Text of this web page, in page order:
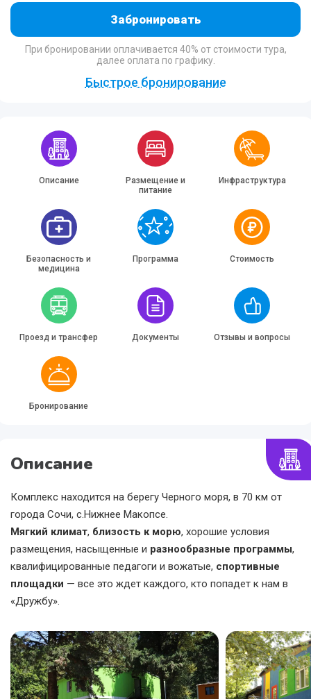
Забронировать
При бронировании оплачивается 40% от стоимости тура,
далее оплата по графику.
Быстрое бронирование
Описание
Размещение и
питание
Инфраструктура
Безопасность и
медицина
Программа Стоимость
Проезд и трансфер Документы Отзывы и вопросы
Бронирование
Описание
Комплекс находится на берегу Черного моря, в 70 км от
города Сочи, с.Нижнее Макопсе.
Мягкий климат, близость к морю, хорошие условия
размещения, насыщенные и разнообразные программы,
квалифицированные педагоги и вожатые, спортивные
площадки — все это ждет каждого, кто попадет к нам в
«Дружбу».